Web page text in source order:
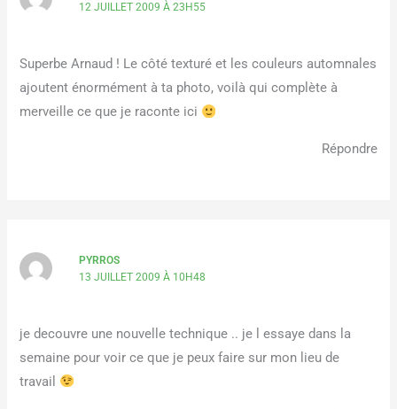
12 JUILLET 2009 À 23H55
Superbe Arnaud ! Le côté texturé et les couleurs automnales
ajoutent énormément à ta photo, voilà qui complète à
merveille ce que je raconte ici
Répondre
PYRROS
13 JUILLET 2009 À 10H48
je decouvre une nouvelle technique .. je l essaye dans la
semaine pour voir ce que je peux faire sur mon lieu de
travail